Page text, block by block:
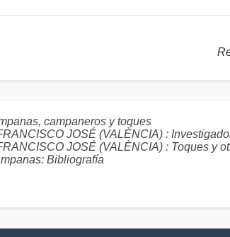
campaneros y toques
JOSÉ (VALÈNCIA) :
JOSÉ (VALÈNCIA) : Toques y
Bibliografía